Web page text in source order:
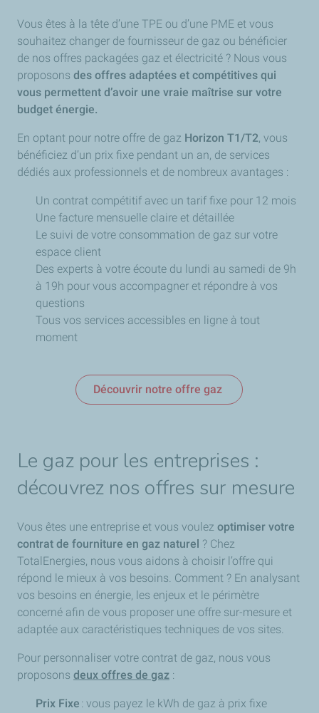
Vous êtes à la tête d’une TPE ou d’une PME et vous
souhaitez changer de fournisseur de gaz ou bénéficier
de nos offres packagées gaz et électricité ? Nous vous
proposons des offres adaptées et compétitives qui
vous permettent d’avoir une vraie maîtrise sur votre
budget énergie.
En optant pour notre offre de gaz Horizon T1/T2, vous
bénéficiez d’un prix fixe pendant un an, de services
dédiés aux professionnels et de nombreux avantages :
Un contrat compétitif avec un tarif fixe pour 12 mois
Une facture mensuelle claire et détaillée
Le suivi de votre consommation de gaz sur votre
espace client
Des experts à votre écoute du lundi au samedi de 9h
à 19h pour vous accompagner et répondre à vos
questions
Tous vos services accessibles en ligne à tout
moment
Découvrir notre offre gaz
Le gaz pour les entreprises :
découvrez nos offres sur mesure
Vous êtes une entreprise et vous voulez optimiser votre
contrat de fourniture en gaz naturel ? Chez
TotalEnergies, nous vous aidons à choisir l’offre qui
répond le mieux à vos besoins. Comment ? En analysant
vos besoins en énergie, les enjeux et le périmètre
concerné afin de vous proposer une offre sur-mesure et
adaptée aux caractéristiques techniques de vos sites.
Pour personnaliser votre contrat de gaz, nous vous
proposons deux offres de gaz :
Prix Fixe : vous payez le kWh de gaz à prix fixe